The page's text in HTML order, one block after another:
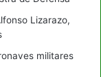
Lizarazo,
militares